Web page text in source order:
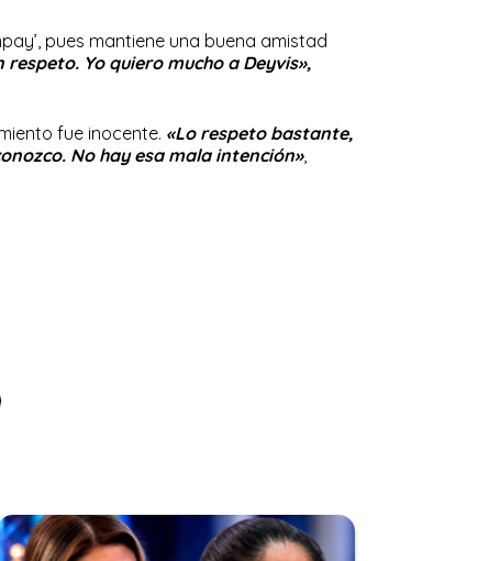
pues mantiene una buena amistad
respeto. Yo quiero mucho a Deyvis»,
fue inocente. «Lo respeto bastante,
No hay esa mala intención»,